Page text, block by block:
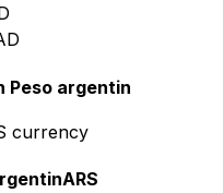
Peso argentin
currency
ARS